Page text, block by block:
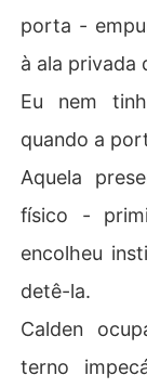
porta -
à ala privada
Eu nem
quando a
Aquela
físico -
encolheu
detê-la.
Calden
terno